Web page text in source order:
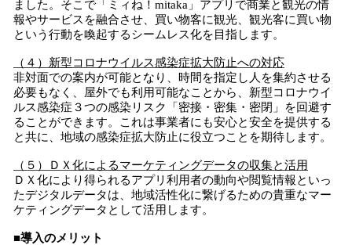
ました。そこで「ミィね！mitaka」アプリで商業と観光の情
報やサービスを融合させ、買い物客に観光、観光客に買い物
という行動を喚起するシームレス化を目指します。
（４）新型コロナウイルス感染症拡大防止への対応
非対面での案内が可能となり、時間を指定し人を集約させる
必要もなく、屋外でも利用可能なことから、新型コロナウイ
ルス感染症３つの感染リスク「密接・密集・密閉」を回避す
ることができます。これは事業者にも安心と安全を提供する
と共に、地域の感染症拡大防止に役立つことを期待します。
（５）ＤＸ化によるマーケティングデータの収集と活用
ＤＸ化により得られるアプリ利用者の動向や閲覧情報といっ
たデジタルデータは、地域活性化に繋げるための貴重なマー
ケティングデータとして活用します。
■導入のメリット